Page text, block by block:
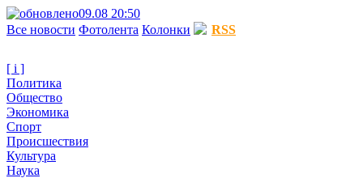
09.08 20:50
Все новости Фотолента Колонки RSS
[ i ]
Политика
Общество
Экономика
Спорт
Происшествия
Культура
Наука